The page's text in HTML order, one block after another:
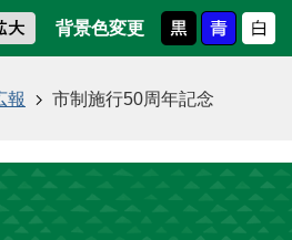
背景色変更
報 市制施行50周年記念